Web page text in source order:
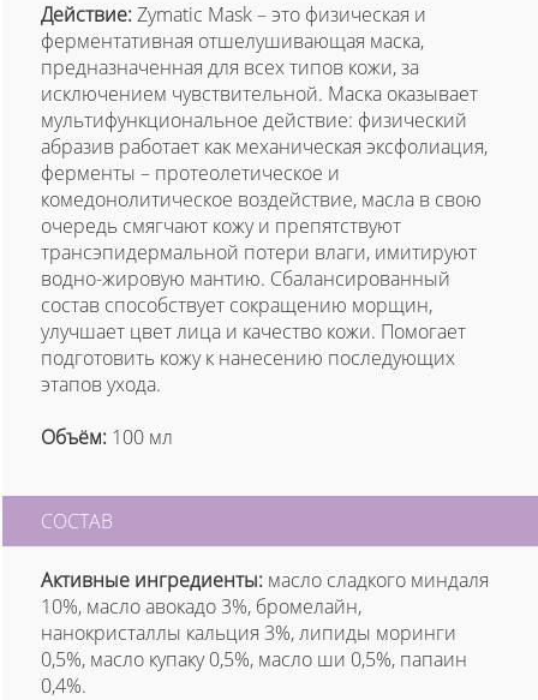
Действие:Zymatic Mask – это физическая и
ферментативная отшелушивающая маска,
предназначенная для всех типов кожи, за
исключением чувствительной. Маска оказывает
мультифункциональное действие: физический
абразив работает как механическая эксфолиация,
ферменты – протеолетическое и
комедонолитическое воздействие, масла в свою
очередь смягчают кожу и препятствуют
трансэпидермальной потери влаги, имитируют
водно-жировую мантию. Сбалансированный
состав способствует сокращению морщин,
улучшает цвет лица и качество кожи. Помогает
подготовить кожу к нанесению последующих
этапов ухода.
Объём: 100 мл
СОСТАВ
Активные ингредиенты: масло сладкого миндаля
10%, масло авокадо 3%, бромелайн,
нанокристаллы кальция 3%, липиды моринги
0,5%, масло купаку 0,5%, масло ши 0,5%, папаин
0,4%.